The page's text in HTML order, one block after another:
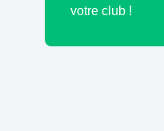
votre club !